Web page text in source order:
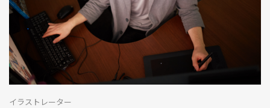
イラストレーター